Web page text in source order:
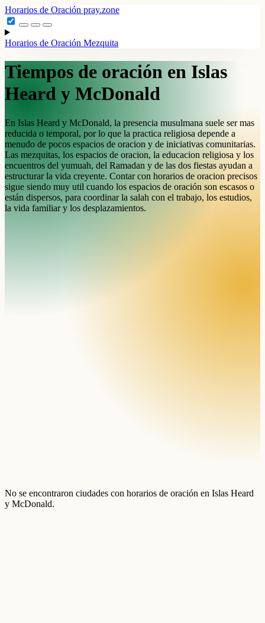
Horarios de Oración pray.zone
Horarios de Oración Mezquita
Tiempos de oración en Islas
Heard y McDonald
En Islas Heard y McDonald, la presencia musulmana suele ser mas
reducida o temporal, por lo que la practica religiosa depende a
menudo de pocos espacios de oracion y de iniciativas comunitarias.
Las mezquitas, los espacios de oracion, la educacion religiosa y los
encuentros del yumuah, del Ramadan y de las dos fiestas ayudan a
estructurar la vida creyente. Contar con horarios de oracion precisos
sigue siendo muy util cuando los espacios de oración son escasos o
están dispersos, para coordinar la salah con el trabajo, los estudios,
la vida familiar y los desplazamientos.
No se encontraron ciudades con horarios de oración en Islas Heard
y McDonald.